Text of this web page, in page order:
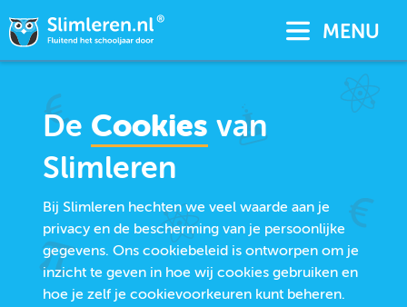
MENU
De Cookies van
Slimleren
Bij Slimleren hechten we veel waarde aan je
privacy en de bescherming van je persoonlijke
gegevens. Ons cookiebeleid is ontworpen om je
inzicht te geven in hoe wij cookies gebruiken en
hoe je zelf je cookievoorkeuren kunt beheren.